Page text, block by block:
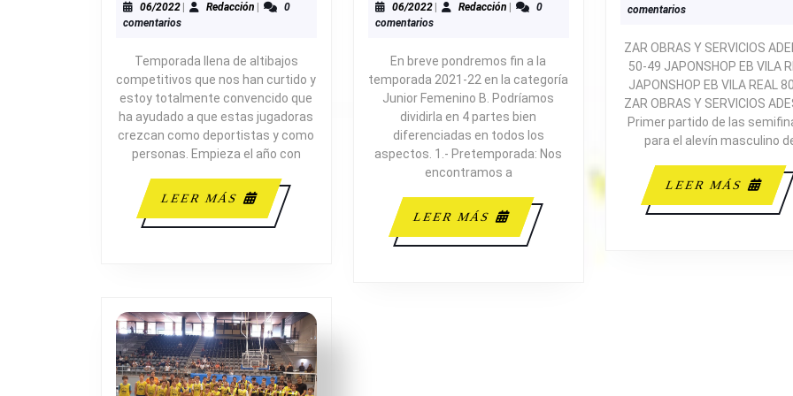
DE
CADETE
FEMENINO
A
06/202206/2022Redacción Redacción
0
comentarios
Temporada llena de altibajos
competitivos que nos han curtido y
estoy totalmente convencido que
ha ayudado a que estas jugadoras
crezcan como deportistas y como
personas. Empieza el año con
LEER MÁS
LEER
MÁS
TEMPORADA
FEMENINO
N2
06/202206/2022Redacción Redacción
0
comentarios
En breve pondremos fin a la
temporada 2021-22 en la categoría
Junior Femenino B. Podríamos
dividirla en 4 partes bien
diferenciadas en todos los
aspectos. 1.- Pretemporada: Nos
encontramos a
LEER MÁS
LEER
MÁS
comentarios
ZAR OBRAS Y SERVICIOS
50-49 JAPONSHOP EB VILA
JAPONSHOP EB VILA REAL
ZAR OBRAS Y SERVICIOS
Primer partido de las
para el alevín masculino
LEER MÁS
MÁS